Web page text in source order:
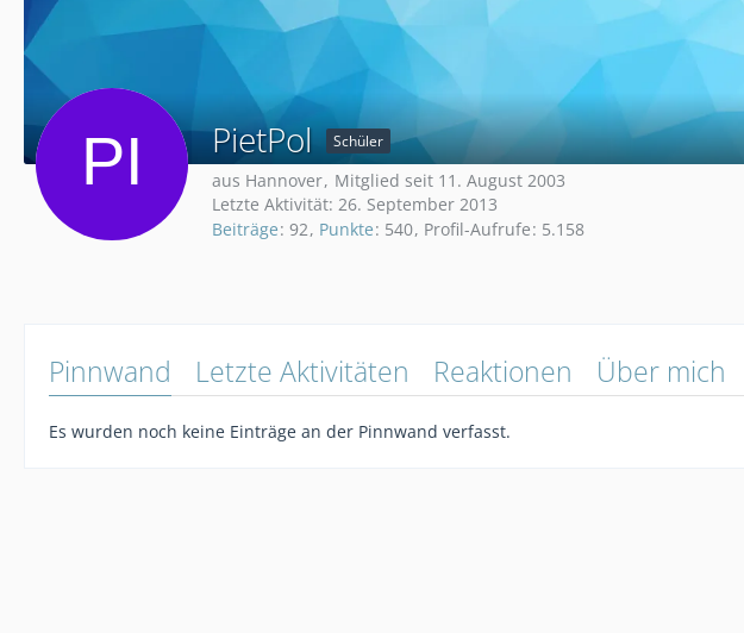
PietPol Schüler
aus Hannover Mitglied seit 11. August 2003
Letzte Aktivität: 26. September 2013
Beiträge 92 Punkte 540 Profil-Aufrufe 5.158
Pinnwand Letzte Aktivitäten Reaktionen Über mich
Es wurden noch keine Einträge an der Pinnwand verfasst.